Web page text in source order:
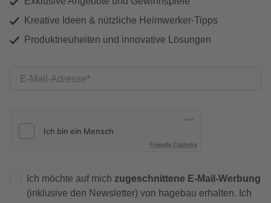
Kreative Ideen & nützliche Heimwerker-Tipps
Produktneuheiten und innovative Lösungen
E-Mail-Adresse
Friendly Captcha
Ich möchte auf mich zugeschnittene E-Mail-Werbung
(inklusive den Newsletter) von hagebau erhalten. Ich